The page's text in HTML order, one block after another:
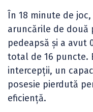
În 18 minute de joc,
aruncările de două
pedeapsă și a
total de 16 puncte.
intercepții, un
posesie pierdută
eficiență.